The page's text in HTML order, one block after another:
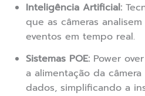
Inteligência Artificial:
que as câmeras
eventos em tempo real.
Sistemas POE: Power
a alimentação da
dados, simplificando a